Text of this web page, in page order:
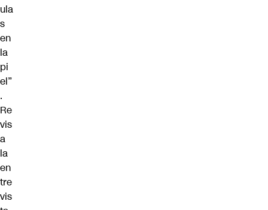
ula
s
en
la
pi
el”
.
Re
vis
a
la
en
tre
vis